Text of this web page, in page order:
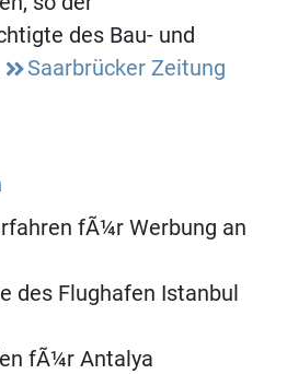
des Bau- und
Saarbrücker Zeitung
fÃ¼r Werbung an
des Flughafen Istanbul
fÃ¼r Antalya